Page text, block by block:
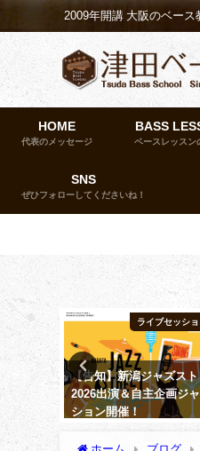
2009年開講 大阪のベース
HOME
代表のメッセージ
BASS
ベースレッスン
SNS
ぜひフォローしてくださいね！
たー東方部
議
ろゆき
た。
ライブセッシ
【告知】新潟ジャズス
2026出演＆自主企画ジ
ション開催！ ​
ホーム ブログ